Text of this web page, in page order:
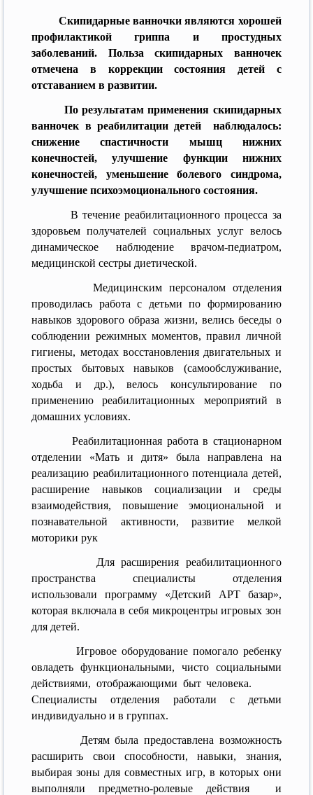
Скипидарные ванночки являются хорошей
профилактикой гриппа и простудных
заболеваний. Польза скипидарных ванночек
отмечена в коррекции состояния детей с
отставанием в развитии.
По результатам применения скипидарных
ванночек в реабилитации детей наблюдалось:
снижение спастичности мышц нижних
конечностей, улучшение функции нижних
конечностей, уменьшение болевого синдрома,
улучшение психоэмоционального состояния.
В течение реабилитационного процесса за
здоровьем получателей социальных услуг велось
динамическое наблюдение врачом-педиатром,
медицинской сестры диетической.
Медицинским персоналом отделения
проводилась работа с детьми по формированию
навыков здорового образа жизни, велись беседы о
соблюдении режимных моментов, правил личной
гигиены, методах восстановления двигательных и
простых бытовых навыков (самообслуживание,
ходьба и др.), велось консультирование по
применению реабилитационных мероприятий в
домашних условиях.
Реабилитационная работа в стационарном
отделении «Мать и дитя» была направлена на
реализацию реабилитационного потенциала детей,
расширение навыков социализации и среды
взаимодействия, повышение эмоциональной и
познавательной активности, развитие мелкой
моторики рук
Для расширения реабилитационного
пространства специалисты отделения
использовали программу «Детский АРТ базар»,
которая включала в себя микроцентры игровых зон
для детей.
Игровое оборудование помогало ребенку
овладеть функциональными, чисто социальными
действиями, отображающими быт человека.
Специалисты отделения работали с детьми
индивидуально и в группах.
Детям была предоставлена возможность
расширить свои способности, навыки, знания,
выбирая зоны для совместных игр, в которых они
выполняли предметно-ролевые действия и